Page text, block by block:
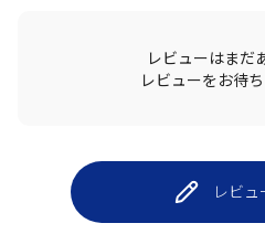
レビューはまだ
レビューをお待ち
レビュ